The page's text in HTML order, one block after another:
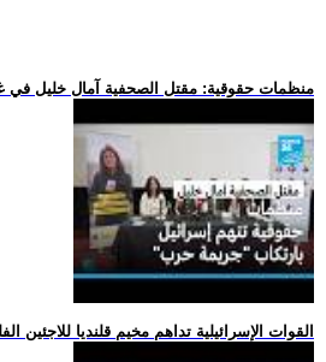
.. منظمات حقوقية: مقتل الصحفية آمال خليل في
.. القوات الإسرائيلية تداهم مخيم قلنديا للاجئين